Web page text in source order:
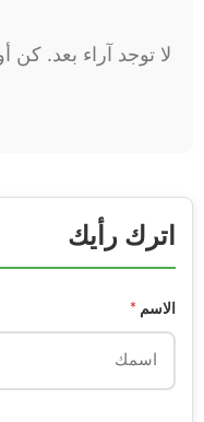
لا توجد آراء بعد. كن
اترك رأيك
الاسم *